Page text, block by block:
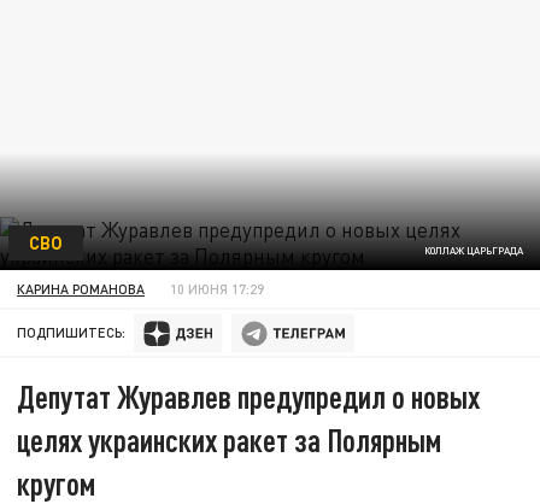
КОЛЛАЖ ЦАРЬГРАДА
СВО
КАРИНА РОМАНОВА 10 ИЮНЯ 17:29
ПОДПИШИТЕСЬ:
Депутат Журавлев предупредил о новых
целях украинских ракет за Полярным
кругом